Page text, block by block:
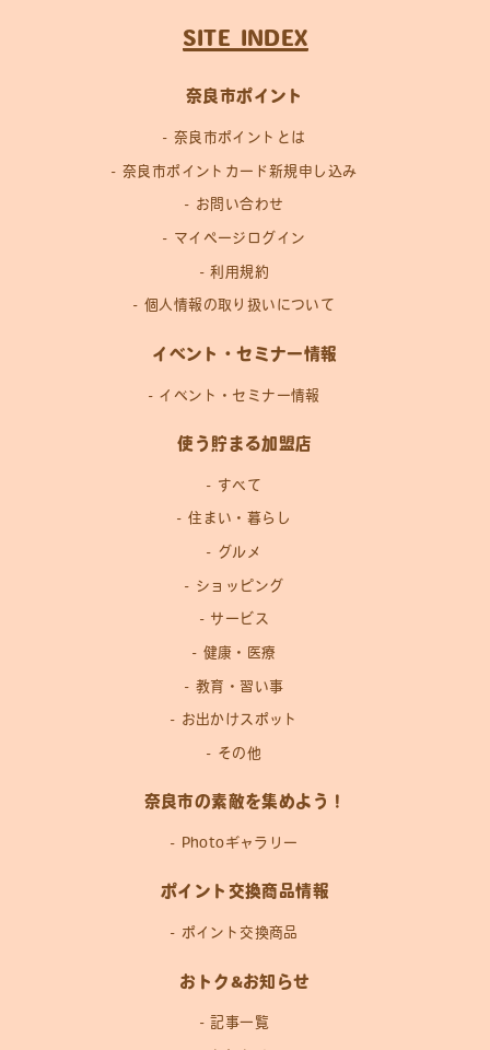
SITE INDEX
奈良市ポイント
奈良市ポイントとは
奈良市ポイントカード新規申し込み
お問い合わせ
マイページログイン
利用規約
個人情報の取り扱いについて
イベント・セミナー情報
イベント・セミナー情報
使う貯まる加盟店
すべて
住まい・暮らし
グルメ
ショッピング
サービス
健康・医療
教育・習い事
お出かけスポット
その他
奈良市の素敵を集めよう！
Photoギャラリー
ポイント交換商品情報
ポイント交換商品
おトク&お知らせ
記事一覧